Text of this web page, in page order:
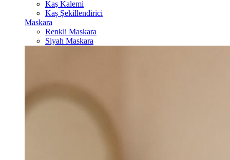
Kaş Kalemi
Kaş Şekillendirici
Maskara
Renkli Maskara
Siyah Maskara